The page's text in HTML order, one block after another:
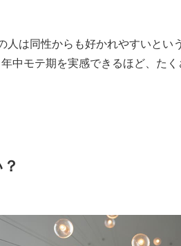
人は同性からも好かれやすいと
中モテ期を実感できるほど、た